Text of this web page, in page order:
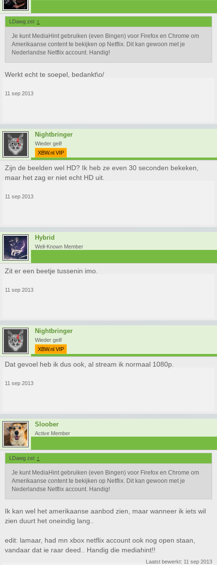
LDawg zei: ↑
Je kunt MediaHint gebruiken (even Bingen) voor Firefox en Chrome om
Amerikaanse content te bekijken op Netflix. Dit kan gewoon met je
Nederlandse Netflix account. Handig!
Werkt echt te soepel, bedankt\o/
11 sep 2013
Nightbringer
Wieder geil!
XBW.nl VIP
Zijn de beelden wel HD? Ik heb ze even 30 seconden bekeken,
maar het zag er niet echt HD uit.
11 sep 2013
Hybrid
Well-Known Member
Zit er een beetje tussenin imo.
11 sep 2013
Nightbringer
Wieder geil!
XBW.nl VIP
Dat gevoel heb ik dus ook, al stream ik normaal 1080p.
11 sep 2013
Sloober
Active Member
LDawg zei: ↑
Je kunt MediaHint gebruiken (even Bingen) voor Firefox en Chrome om
Amerikaanse content te bekijken op Netflix. Dit kan gewoon met je
Nederlandse Netflix account. Handig!
Ik kan wel het amerikaanse aanbod zien, maar wanneer ik iets wil
zien duurt het oneindig lang..
edit: lamaar, had mn xbox netflix account ook nog open staan,
vandaar dat ie raar deed.. Handig die mediahint!!
Laatst bewerkt: 11 sep 2013